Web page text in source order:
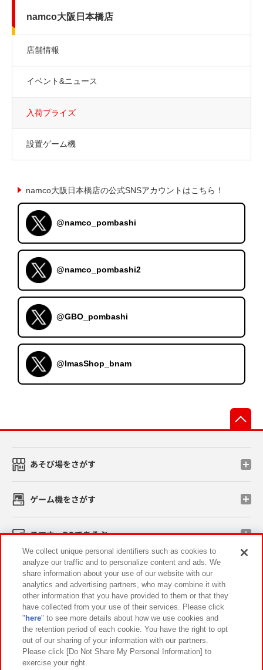
namco大阪日本橋店
店舗情報
イベント&ニュース
入荷プライズ
設置ゲーム機
namco大阪日本橋店の公式SNSアカウントはこちら！
@namco_pombashi
@namco_pombashi2
@GBO_pombashi
@ImasShop_bnam
あそび場をさがす
ゲーム機をさがす
スマホ・PCであそぶ
イベント・キャンペーン
関連会社 サステナビリティ サイトポリシー
プライバシーポリシー ウェブアクセシビリティ方針と検証結果
お取引先さまとともに
We collect unique personal identifiers such as cookies to
analyze our traffic and to personalize content and ads. We
share information about your use of our website with our
analytics and advertising partners, who may combine it with
other information that you have provided to them or that they
have collected from your use of their services. Please click
" here" to see more details about how we use cookies and
the retention period of each cookie. You have the right to opt
out of our sharing of your information with our partners.
Please click [Do Not Share My Personal Information] to
exercise your right.